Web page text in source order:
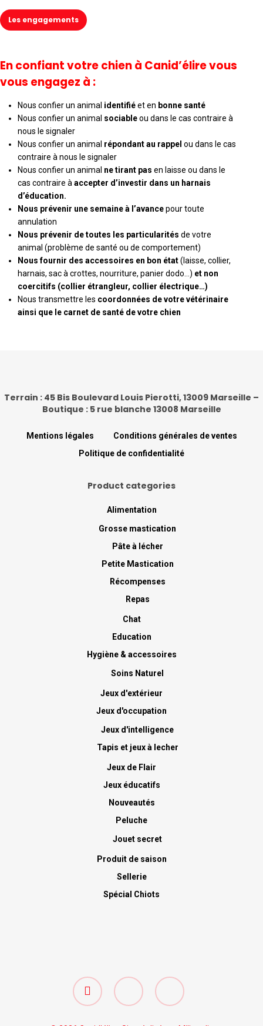
Les engagements
En confiant votre chien à Canid’élire vous
vous engagez à :
Nous confier un animal identifiéet en bonne santé
Nous confier un animal sociableou dans le cas contraire à
nous le signaler
Nous confier un animal répondant au rappel ou dans le cas
contraire à nous le signaler
Nous confier un animal ne tirant pas en laisse ou dans le
cas contraire àaccepter d’investir dans un harnais
d’éducation.
Nous prévenir une semaine à l’avancepour toute
annulation
Nous prévenir de toutes les particularités de votre
animal (problème de santé ou de comportement)
Nous fournir des accessoires en bon état(laisse, collier,
harnais, sac à crottes, nourriture, panier dodo…) et non
coercitifs (collier étrangleur, collier électrique…)
Nous transmettre les coordonnées de votre vétérinaire
ainsi que le carnet de santé de votre chien
Terrain : 45 Bis Boulevard Louis Pierotti, 13009 Marseille –
Boutique : 5 rue blanche 13008 Marseille
Mentions légales
Conditions générales de ventes
Politique de confidentialité
Product categories
Alimentation
Grosse mastication
Pâte à lécher
Petite Mastication
Récompenses
Repas
Chat
Education
Hygiène & accessoires
Soins Naturel
Jeux d'extérieur
Jeux d'occupation
Jeux d'intelligence
Tapis et jeux à lecher
Jeux de Flair
Jeux éducatifs
Nouveautés
Peluche
Jouet secret
Produit de saison
Sellerie
Spécial Chiots
facebook
google-
plus
instagram